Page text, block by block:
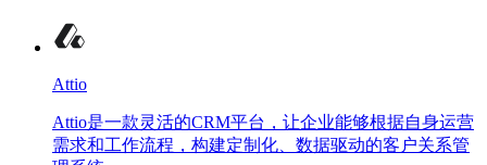
Attio
Attio是一款灵活的CRM平台，让企业能够根据自身运营
需求和工作流程，构建定制化、数据驱动的客户关系管